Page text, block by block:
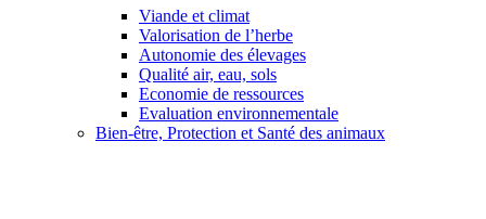
Viande et climat
Valorisation de l’herbe
Autonomie des élevages
Qualité air, eau, sols
Economie de ressources
Evaluation environnementale
Bien-être, Protection et Santé des animaux